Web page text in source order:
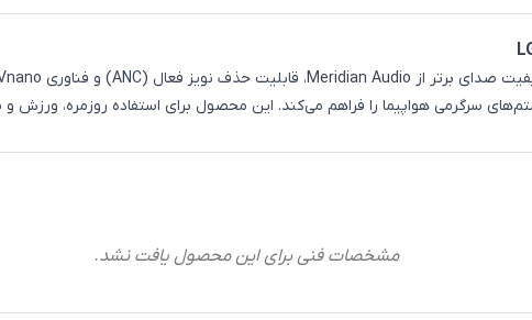
مشخصات فنی برای این محصول یافت نشد.